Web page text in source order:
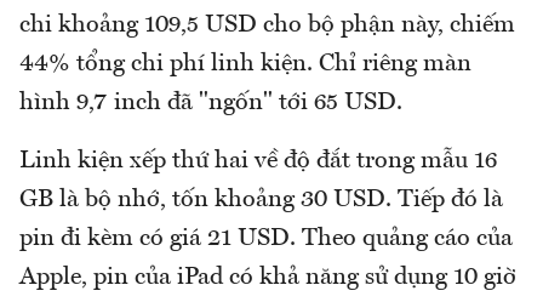
chi khoảng 109,5 USD cho bộ phận này, chiếm
44% tổng chi phí linh kiện. Chỉ riêng màn
hình 9,7 inch đã "ngốn" tới 65 USD.
Linh kiện xếp thứ hai về độ đắt trong mẫu 16
GB là bộ nhớ, tốn khoảng 30 USD. Tiếp đó là
pin đi kèm có giá 21 USD. Theo quảng cáo của
Apple, pin của iPad có khả năng sử dụng 10 giờ